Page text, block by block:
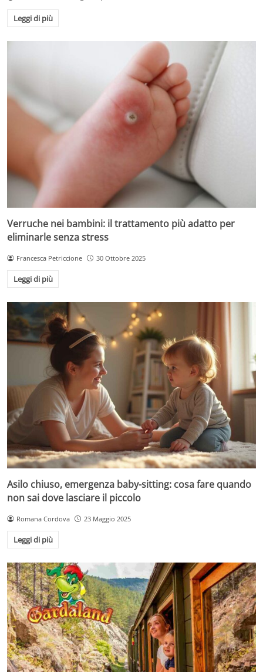
Leggi di più
Verruche nei bambini: il trattamento più adatto per
eliminarle senza stress
Francesca Petriccione 30 Ottobre 2025
Leggi di più
Asilo chiuso, emergenza baby-sitting: cosa fare quando
non sai dove lasciare il piccolo
Romana Cordova 23 Maggio 2025
Leggi di più